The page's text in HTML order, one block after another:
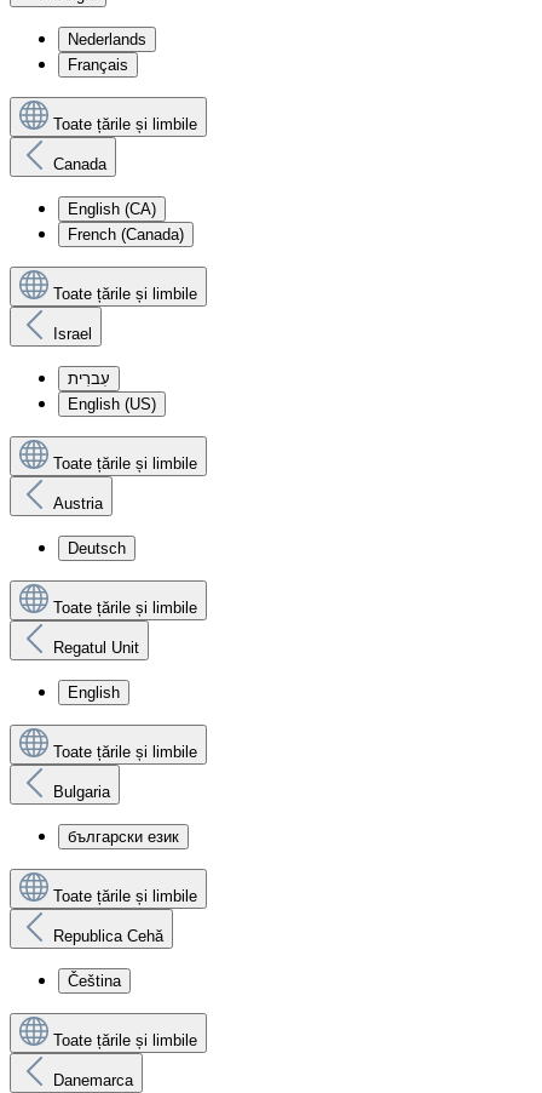
Nederlands
Français
Toate țările și limbile
Canada
English (CA)
French (Canada)
Toate țările și limbile
Israel
עִברִית
English (US)
Toate țările și limbile
Austria
Deutsch
Toate țările și limbile
Regatul Unit
English
Toate țările și limbile
Bulgaria
български език
Toate țările și limbile
Republica Cehă
Čeština
Toate țările și limbile
Danemarca